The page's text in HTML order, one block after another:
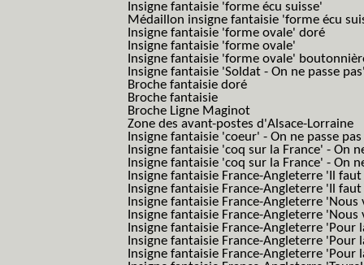
Insigne fantaisie 'forme écu suisse'
Médaillon insigne fantaisie 'forme écu
Insigne fantaisie 'forme ovale' doré
Insigne fantaisie 'forme ovale'
Insigne fantaisie 'forme ovale'
Insigne fantaisie 'Soldat - On ne passe
Broche fantaisie doré
Broche fantaisie
Broche Ligne Maginot
Zone des avant-postes d'Alsace-Lorraine
Insigne fantaisie 'coeur' - On ne passe pas
Insigne fantaisie 'coq sur la France' - On
Insigne fantaisie 'coq sur la France' - On
Insigne fantaisie France-Angleterre 'Il
Insigne fantaisie France-Angleterre 'Il
Insigne fantaisie France-Angleterre
Insigne fantaisie France-Angleterre
Insigne fantaisie France-Angleterre 'Pour
Insigne fantaisie France-Angleterre 'Pour
Insigne fantaisie France-Angleterre 'Pour